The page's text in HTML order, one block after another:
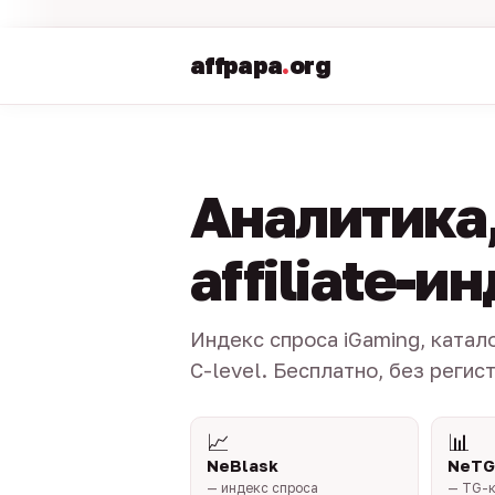
affpapa.org
affiliate-
Индекс спроса iGaming,
C-level. Бесплатно, без
📈
NeBlask
— индекс спроса
📊
— TG-